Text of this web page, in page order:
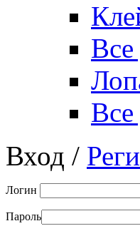
Все
Все
Вход /
Логин
Пароль